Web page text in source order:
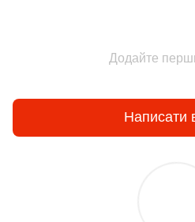
Додайте
Написати